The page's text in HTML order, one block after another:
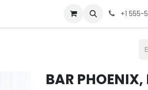
Muebles +1 555-
BAR